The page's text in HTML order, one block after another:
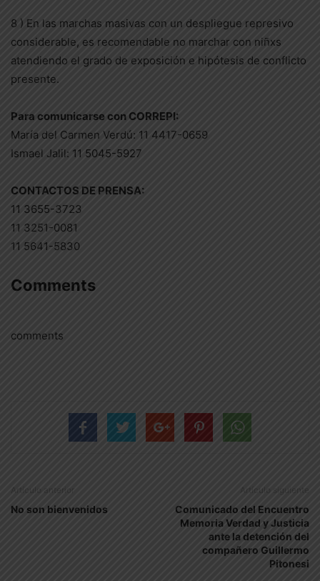
8 ) En las marchas masivas con un despliegue represivo
considerable, es recomendable no marchar con niñxs
atendiendo el grado de exposición e hipótesis de conflicto
presente.
Para comunicarse con CORREPI:
María del Carmen Verdú: 11 4417-0659
Ismael Jalil: 11 5045-5927
CONTACTOS DE PRENSA:
11 3655-3723
11 3251-0081
11 5641-5830
Comments
comments
Artículo anterior
No son bienvenidos
Artículo siguiente
Comunicado del Encuentro
Memoria Verdad y Justicia
ante la detención del
compañero Guillermo
Pitonesi